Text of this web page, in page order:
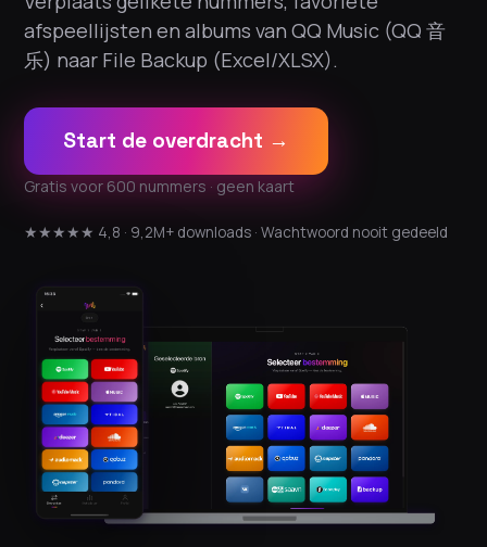
afspeellijsten en albums van QQ Music (QQ 音
乐) naar File Backup (Excel/XLSX).
Start de overdracht →
Gratis voor 600 nummers · geen kaart
★★★★★ 4,8 · 9,2M+ downloads · Wachtwoord nooit gedeeld